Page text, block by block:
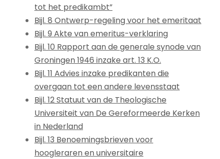
tot het predikambt”
Bijl. 8 Ontwerp-regeling voor het emeritaat
Bijl. 9 Akte van emeritus-verklaring
Bijl. 10 Rapport aan de generale synode van
Groningen 1946 inzake art. 13 K.O.
Bijl. 11 Advies inzake predikanten die
overgaan tot een andere levensstaat
Bijl. 12 Statuut van de Theologische
Universiteit van De Gereformeerde Kerken
in Nederland
Bijl. 13 Benoemingsbrieven voor
hoogleraren en universitaire